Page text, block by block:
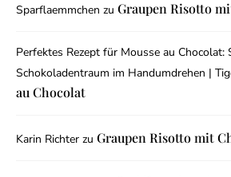
Sparflaemmchen zu Graupen Risotto
Perfektes Rezept für Mousse au Chocolat:
Schokoladentraum im Handumdrehen |
au Chocolat
Karin Richter zu Graupen Risotto mit